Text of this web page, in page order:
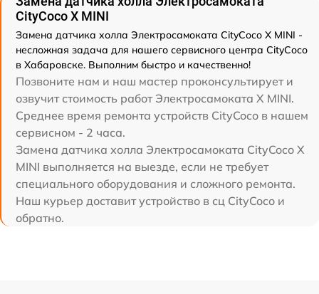
CityCoco X MINI
Замена датчика холла Электросамоката CityCoco X MINI -
несложная задача для нашего сервисного центра CityCoco
в Хабаровске. Выполним быстро и качественно!
Позвоните нам и наш мастер проконсультирует и
озвучит стоимость работ Электросамоката X MINI.
Среднее время ремонта устройств CityCoco в нашем
сервисном - 2 часа.
Замена датчика холла Электросамоката CityCoco X
MINI выполняется на выезде, если не требует
специального оборудования и сложного ремонта.
Наш курьер доставит устройство в сц CityCoco и
обратно.